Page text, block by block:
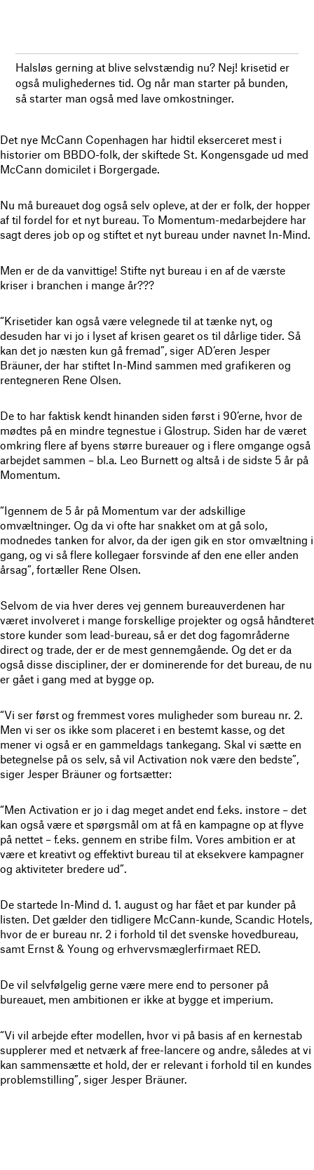
Halsløs gerning at blive selvstændig nu? Nej! krisetid er
også mulighedernes tid. Og når man starter på bunden,
så starter man også med lave omkostninger.
Det nye McCann Copenhagen har hidtil ekserceret mest i
historier om BBDO-folk, der skiftede St. Kongensgade ud med
McCann domicilet i Borgergade.
Nu må bureauet dog også selv opleve, at der er folk, der hopper
af til fordel for et nyt bureau. To Momentum-medarbejdere har
sagt deres job op og stiftet et nyt bureau under navnet In-Mind.
Men er de da vanvittige! Stifte nyt bureau i en af de værste
kriser i branchen i mange år???
“Krisetider kan også være velegnede til at tænke nyt, og
desuden har vi jo i lyset af krisen gearet os til dårlige tider. Så
kan det jo næsten kun gå fremad”, siger AD’eren Jesper
Bräuner, der har stiftet In-Mind sammen med grafikeren og
rentegneren Rene Olsen.
De to har faktisk kendt hinanden siden først i 90’erne, hvor de
mødtes på en mindre tegnestue i Glostrup. Siden har de været
omkring flere af byens større bureauer og i flere omgange også
arbejdet sammen – bl.a. Leo Burnett og altså i de sidste 5 år på
Momentum.
“Igennem de 5 år på Momentum var der adskillige
omvæltninger. Og da vi ofte har snakket om at gå solo,
modnedes tanken for alvor, da der igen gik en stor omvæltning i
gang, og vi så flere kollegaer forsvinde af den ene eller anden
årsag”, fortæller Rene Olsen.
Selvom de via hver deres vej gennem bureauverdenen har
været involveret i mange forskellige projekter og også håndteret
store kunder som lead-bureau, så er det dog fagområderne
direct og trade, der er de mest gennemgående. Og det er da
også disse discipliner, der er dominerende for det bureau, de nu
er gået i gang med at bygge op.
“Vi ser først og fremmest vores muligheder som bureau nr. 2.
Men vi ser os ikke som placeret i en bestemt kasse, og det
mener vi også er en gammeldags tankegang. Skal vi sætte en
betegnelse på os selv, så vil Activation nok være den bedste”,
siger Jesper Bräuner og fortsætter:
“Men Activation er jo i dag meget andet end f.eks. instore – det
kan også være et spørgsmål om at få en kampagne op at flyve
på nettet – f.eks. gennem en stribe film. Vores ambition er at
være et kreativt og effektivt bureau til at eksekvere kampagner
og aktiviteter bredere ud”.
De startede In-Mind d. 1. august og har fået et par kunder på
listen. Det gælder den tidligere McCann-kunde, Scandic Hotels,
hvor de er bureau nr. 2 i forhold til det svenske hovedbureau,
samt Ernst & Young og erhvervsmæglerfirmaet RED.
De vil selvfølgelig gerne være mere end to personer på
bureauet, men ambitionen er ikke at bygge et imperium.
“Vi vil arbejde efter modellen, hvor vi på basis af en kernestab
supplerer med et netværk af free-lancere og andre, således at vi
kan sammensætte et hold, der er relevant i forhold til en kundes
problemstilling”, siger Jesper Bräuner.